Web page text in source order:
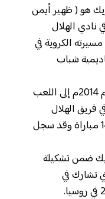
هو ( ظهير أيمن
القميص الرياضي رقم 2 في نادي الهلال
الكروية في
شباب
تمت ترقية محمد البريك في العام 2014م إلى اللعب
فريق الهلال
السعودي الذي لعب فيه نحو 143 مباراة وقد سجل
البريك ضمن تشكيلة
تشارك في